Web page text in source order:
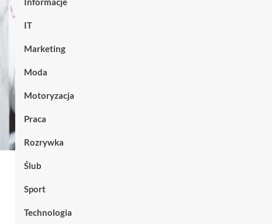
IT
Marketing
Moda
Motoryzacja
Praca
Rozrywka
Ślub
Sport
Technologia